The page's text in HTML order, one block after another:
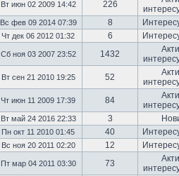
Вт июн 02 2009 14:42 226
Вс фев 09 2014 07:39 8
Чт дек 06 2012 01:32 6
Сб ноя 03 2007 23:52 1432
Вт сен 21 2010 19:25 52
Чт июн 11 2009 17:39 84
Вт май 24 2016 22:33 3
Пн окт 11 2010 01:45 40
Вс ноя 20 2011 02:20 12
Пт мар 04 2011 03:30 73